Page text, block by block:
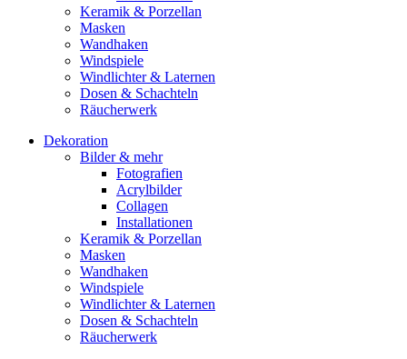
Keramik & Porzellan
Masken
Wandhaken
Windspiele
Windlichter & Laternen
Dosen & Schachteln
Räucherwerk
Dekoration
Bilder & mehr
Fotografien
Acrylbilder
Collagen
Installationen
Keramik & Porzellan
Masken
Wandhaken
Windspiele
Windlichter & Laternen
Dosen & Schachteln
Räucherwerk